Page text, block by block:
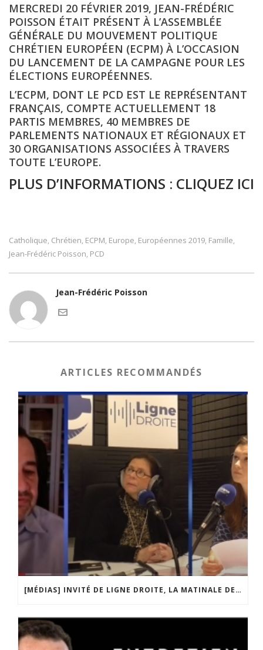
MERCREDI 20 FÉVRIER 2019, JEAN-FRÉDÉRIC
POISSON ÉTAIT PRÉSENT À L’ASSEMBLÉE
GÉNÉRALE DU MOUVEMENT POLITIQUE
CHRÉTIEN EUROPÉEN (ECPM) À L’OCCASION
DU LANCEMENT DE LA CAMPAGNE POUR LES
ÉLECTIONS EUROPÉENNES.
L’ECPM, DONT LE PCD EST LE REPRÉSENTANT
FRANÇAIS, COMPTE ACTUELLEMENT 18
PARTIS MEMBRES, 40 MEMBRES DE
PARLEMENTS NATIONAUX ET RÉGIONAUX ET
30 ORGANISATIONS ASSOCIÉES À TRAVERS
TOUTE L’EUROPE.
PLUS D’INFORMATIONS : CLIQUEZ ICI
Catholique, Chrétien, ECPM, Europe, Européennes 2019, Famille,
Jean-Frédéric Poisson, PCD
Jean-Frédéric Poisson
ARTICLES RECOMMANDÉS
[MÉDIAS] INVITÉ DE LIGNE DROITE, LA MATINALE DE RADIO COURTOISIE